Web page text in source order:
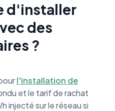
d'installer
des
?
l'installation de
et le tarif de rachat
injecté sur le réseau si